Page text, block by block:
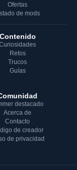
Ofertas
de mods
Contenido
Retos
Trucos
Guías
destacado
Acerca de
Contacto
de creador
de privacidad